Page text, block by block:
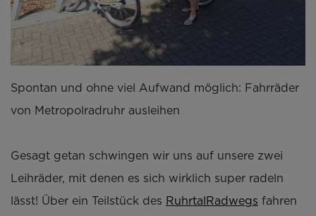
Spontan und ohne viel Aufwand möglich: Fahrräder
von Metropolradruhr ausleihen
Gesagt getan schwingen wir uns auf unsere zwei
Leihräder, mit denen es sich wirklich super radeln
lässt! Über ein Teilstück des RuhrtalRadwegs fahren